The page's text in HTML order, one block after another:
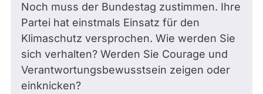
Noch muss der Bundestag zustimmen. Ihre
Partei hat einstmals Einsatz für den
Klimaschutz versprochen. Wie werden Sie
sich verhalten? Werden Sie Courage und
Verantwortungsbewusstsein zeigen oder
einknicken?